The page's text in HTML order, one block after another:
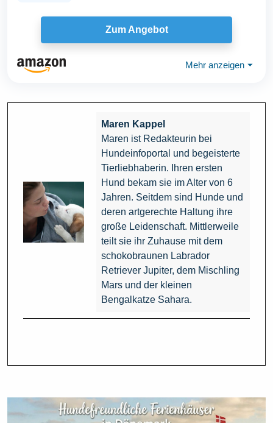
Zum Angebot
Mehr anzeigen ⏷
Maren Kappel
Maren ist Redakteurin bei
Hundeinfoportal und begeisterte
Tierliebhaberin. Ihren ersten
Hund bekam sie im Alter von 6
Jahren. Seitdem sind Hunde und
deren artgerechte Haltung ihre
große Leidenschaft. Mittlerweile
teilt sie ihr Zuhause mit dem
schokobraunen Labrador
Retriever Jupiter, dem Mischling
Mars und der kleinen
Bengalkatze Sahara.